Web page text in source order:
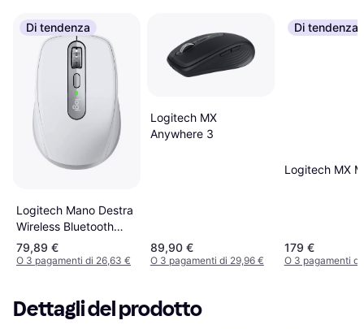
Di tendenza
Logitech Mano Destra
Wireless Bluetooth
Mouse
79,89 €
O 3 pagamenti di 26,63 €
Logitech MX
Anywhere 3
89,90 €
O 3 pagamenti di 29,96 €
Di tendenza
Logitech MX
179 €
O 3 pagamenti di
Dettagli del prodotto